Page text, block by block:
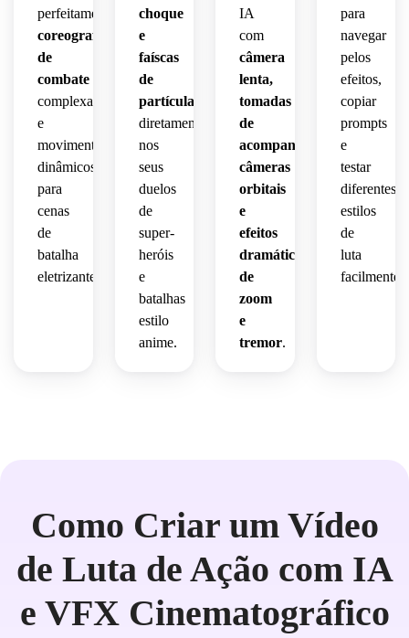
perfeitamente
coreografia
de
combate
complexa
e
movimentos
dinâmicos
para
cenas
de
batalha
eletrizantes.
choque
e
faíscas
de
partículas
diretamente
nos
seus
duelos
de
super-
heróis
e
batalhas
estilo
anime.
IA
com
câmera
lenta,
tomadas
de
acompanhamento,
câmeras
orbitais
e
efeitos
dramáticos
de
zoom
e
tremor.
para
navegar
pelos
efeitos,
copiar
prompts
e
testar
diferentes
estilos
de
luta
facilmente.
Como Criar um Vídeo
de Luta de Ação com IA
e VFX Cinematográfico